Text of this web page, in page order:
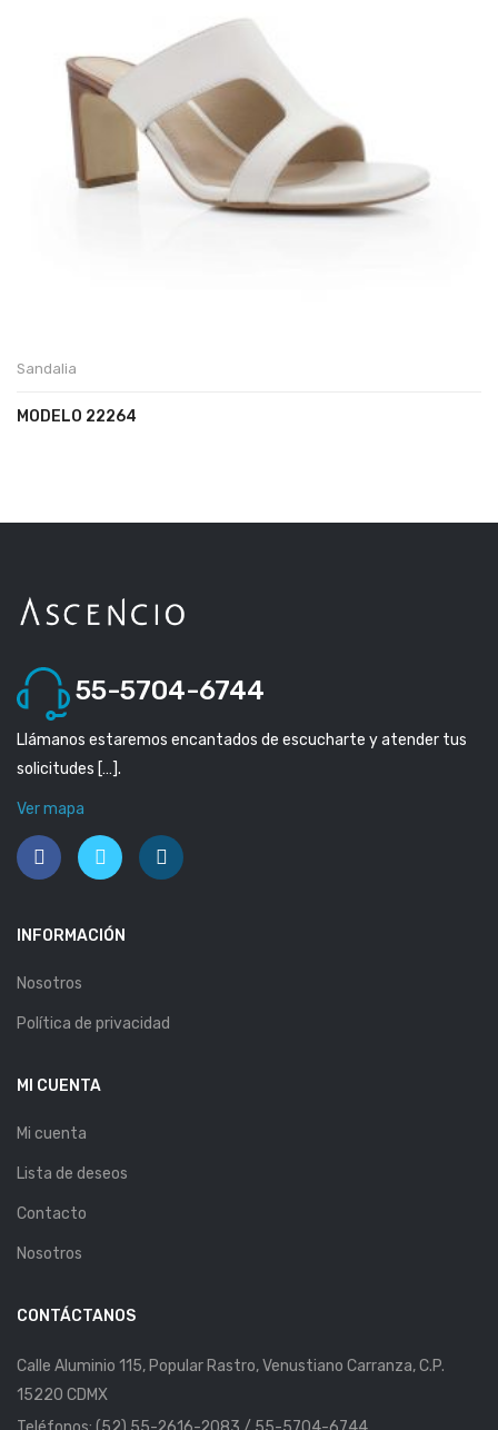
Sandalia
MODELO 22264
55-5704-6744
Llámanos estaremos encantados de escucharte y atender tus
solicitudes […].
Ver mapa
INFORMACIÓN
Nosotros
Política de privacidad
MI CUENTA
Mi cuenta
Lista de deseos
Contacto
Nosotros
CONTÁCTANOS
Calle Aluminio 115, Popular Rastro, Venustiano Carranza, C.P.
15220 CDMX